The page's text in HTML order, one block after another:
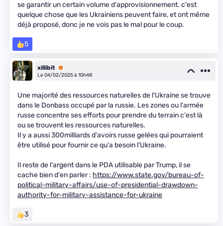
se garantir un certain volume d'approvisionnement. c'est
quelque chose que les Ukrainiens peuvent faire, et ont même
déjà proposé, donc je ne vois pas le mal pour le coup.
5
xillibit Premium
Le 04/02/2025 à 10h48
Une majorité des ressources naturelles de l'Ukraine se trouve
dans le Donbass occupé par la russie. Les zones ou l'armée
russe concentre ses efforts pour prendre du terrain c'est là
ou se trouvent les ressources naturelles.
Il y a aussi 300milliards d'avoirs russe gelées qui pourraient
être utilisé pour fournir ce qu'a besoin l'Ukraine.
Il reste de l'argent dans le PDA utilisable par Trump, il se
cache bien d'en parler : https://www.state.gov/bureau-of-
political-military-affairs/use-of-presidential-drawdown-
authority-for-military-assistance-for-ukraine
3